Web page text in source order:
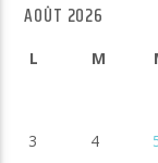
AOÛT 2026
L M
3
4